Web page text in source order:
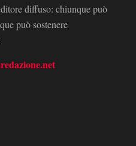
diffuso: chiunque può
può sostenere